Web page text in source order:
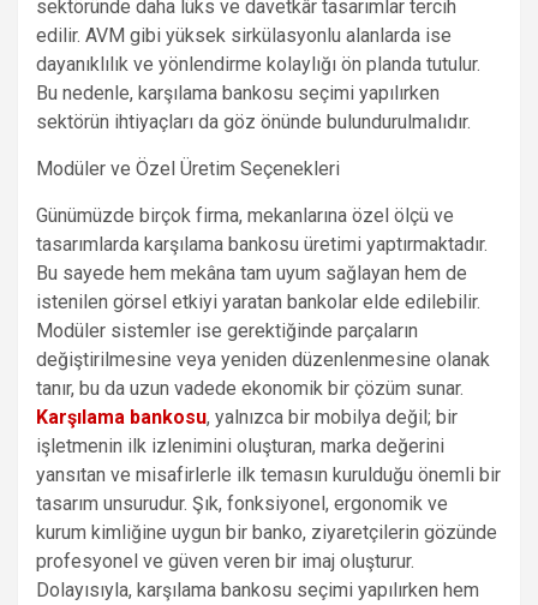
sektöründe daha lüks ve davetkâr tasarımlar tercih
edilir. AVM gibi yüksek sirkülasyonlu alanlarda ise
dayanıklılık ve yönlendirme kolaylığı ön planda tutulur.
Bu nedenle, karşılama bankosu seçimi yapılırken
sektörün ihtiyaçları da göz önünde bulundurulmalıdır.
Modüler ve Özel Üretim Seçenekleri
Günümüzde birçok firma, mekanlarına özel ölçü ve
tasarımlarda karşılama bankosu üretimi yaptırmaktadır.
Bu sayede hem mekâna tam uyum sağlayan hem de
istenilen görsel etkiyi yaratan bankolar elde edilebilir.
Modüler sistemler ise gerektiğinde parçaların
değiştirilmesine veya yeniden düzenlenmesine olanak
tanır, bu da uzun vadede ekonomik bir çözüm sunar.
Karşılama bankosu, yalnızca bir mobilya değil; bir
işletmenin ilk izlenimini oluşturan, marka değerini
yansıtan ve misafirlerle ilk temasın kurulduğu önemli bir
tasarım unsurudur. Şık, fonksiyonel, ergonomik ve
kurum kimliğine uygun bir banko, ziyaretçilerin gözünde
profesyonel ve güven veren bir imaj oluşturur.
Dolayısıyla, karşılama bankosu seçimi yapılırken hem